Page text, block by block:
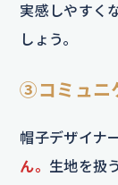
実感しやすく
しょう。
③コミュニ
帽子デザイナ
ん。 生地を扱